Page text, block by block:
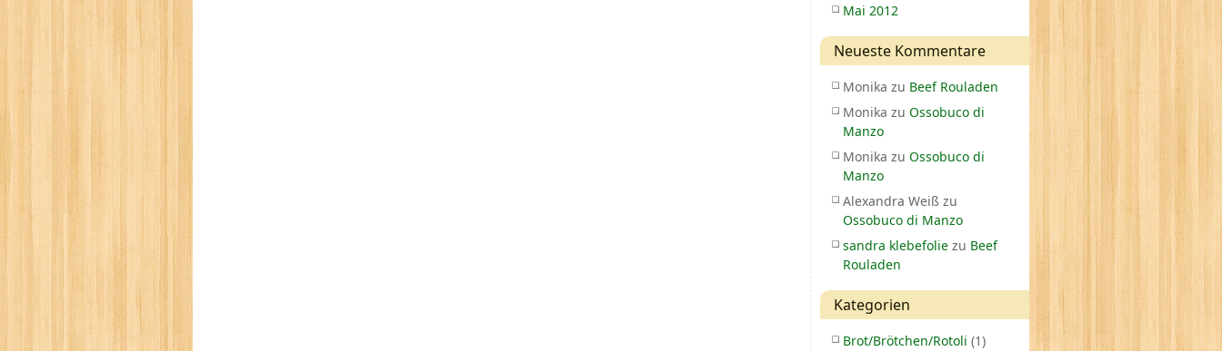
Mai 2012
Neueste Kommentare
Monika zu Beef Rouladen
Monika zu Ossobuco di
Manzo
Monika zu Ossobuco di
Manzo
Alexandra Weiß zu
Ossobuco di Manzo
sandra klebefolie zu Beef
Rouladen
Kategorien
Brot/Brötchen/Rotoli (1)